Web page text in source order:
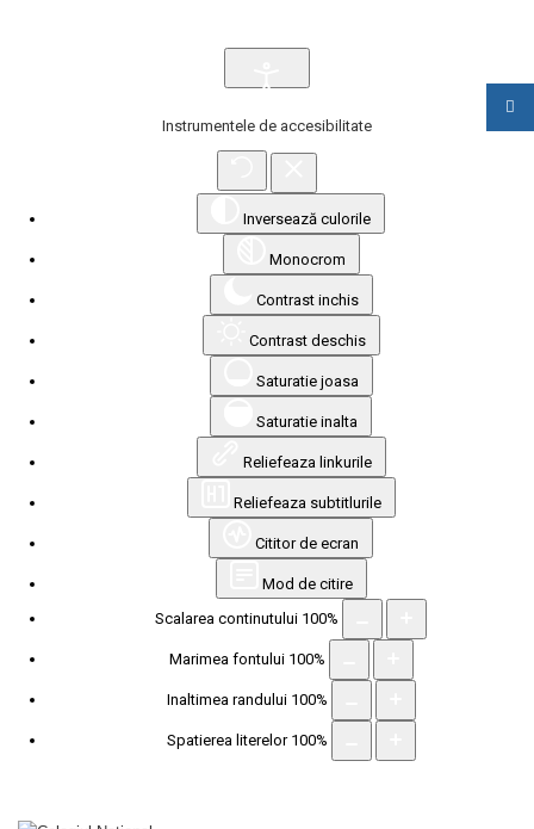
Instrumentele de accesibilitate
Inversează culorile
Monocrom
Contrast inchis
Contrast deschis
Saturatie joasa
Saturatie inalta
Reliefeaza linkurile
Reliefeaza subtitlurile
Cititor de ecran
Mod de citire
Scalarea continutului 100%
Marimea fontului 100%
Inaltimea randului 100%
Spatierea literelor 100%